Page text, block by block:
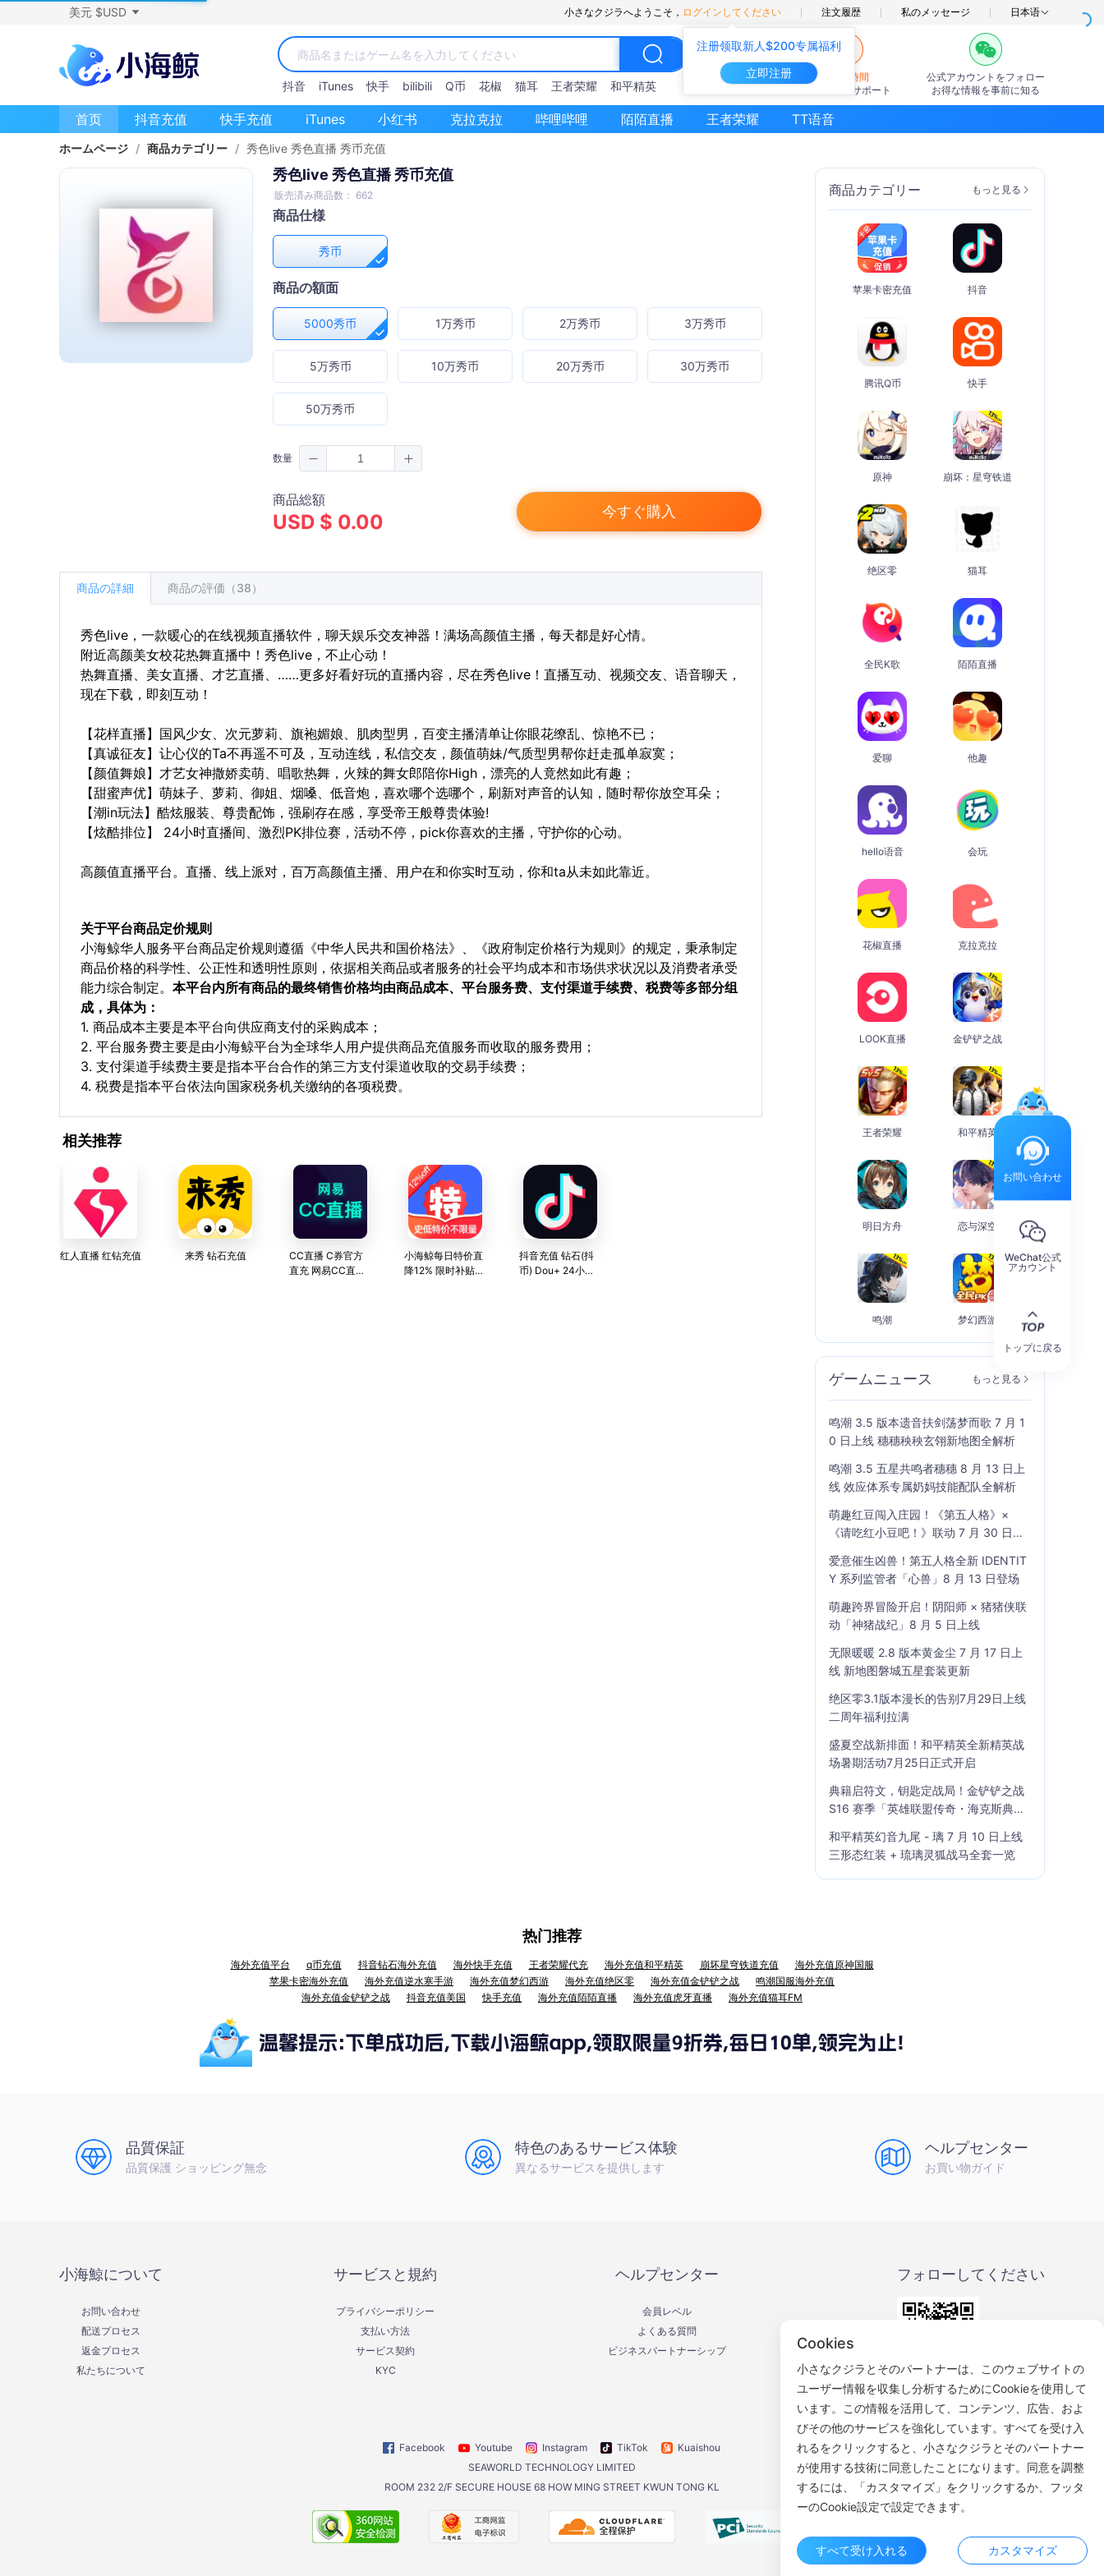
注册领取新人$200专属福利
立即注册
美元 $USD 小さなクジラへようこそ， ログインしてください 注文履歴 私のメッセージ 日本语
抖音 iTunes 快手 bilibili Q币 花椒 猫耳 王者荣耀 和平精英
7×24時間
オンラインサポート
公式アカウントをフォロー
お得な情報を事前に知る
首页 抖音充值 快手充值 iTunes 小红书 克拉克拉 哔哩哔哩 陌陌直播 王者荣耀 TT语音
ホームページ / 商品カテゴリー / 秀色live 秀色直播 秀币充值
秀色live 秀色直播 秀币充值
販売済み商品数： 662
商品仕様
秀币
商品の額面
5000秀币 1万秀币 2万秀币 3万秀币
5万秀币 10万秀币 20万秀币 30万秀币
50万秀币
数量
商品総額
USD $ 0.00 今すぐ購入
商品の詳細 商品の評価（38）
秀色live，一款暖心的在线视频直播软件，聊天娱乐交友神器！满场高颜值主播，每天都是好心情。
附近高颜美女校花热舞直播中！秀色live，不止心动！
热舞直播、美女直播、才艺直播、……更多好看好玩的直播内容，尽在秀色live！直播互动、视频交友、语音聊天，
现在下载，即刻互动！
【花样直播】国风少女、次元萝莉、旗袍媚娘、肌肉型男，百变主播清单让你眼花缭乱、惊艳不已；
【真诚征友】让心仪的Ta不再遥不可及，互动连线，私信交友，颜值萌妹/气质型男帮你赶走孤单寂寞；
【颜值舞娘】才艺女神撒娇卖萌、唱歌热舞，火辣的舞女郎陪你High，漂亮的人竟然如此有趣；
【甜蜜声优】萌妹子、萝莉、御姐、烟嗓、低音炮，喜欢哪个选哪个，刷新对声音的认知，随时帮你放空耳朵；
【潮in玩法】酷炫服装、尊贵配饰，强刷存在感，享受帝王般尊贵体验!
【炫酷排位】 24小时直播间、激烈PK排位赛，活动不停，pick你喜欢的主播，守护你的心动。
高颜值直播平台。直播、线上派对，百万高颜值主播、用户在和你实时互动，你和ta从未如此靠近。
关于平台商品定价规则
小海鲸华人服务平台商品定价规则遵循《中华人民共和国价格法》、《政府制定价格行为规则》的规定，秉承制定
商品价格的科学性、公正性和透明性原则，依据相关商品或者服务的社会平均成本和市场供求状况以及消费者承受
能力综合制定。 本平台内所有商品的最终销售价格均由商品成本、平台服务费、支付渠道手续费、税费等多部分组
成，具体为：
1. 商品成本主要是本平台向供应商支付的采购成本；
2. 平台服务费主要是由小海鲸平台为全球华人用户提供商品充值服务而收取的服务费用；
3. 支付渠道手续费主要是指本平台合作的第三方支付渠道收取的交易手续费；
4. 税费是指本平台依法向国家税务机关缴纳的各项税费。
相关推荐
红人直播 红钻充值 来秀 钻石充值
CC直播 C券官方
直充 网易CC直播
小海鲸每日特价直
降12% 限时补贴
抖音充值 钻石(抖
币) Dou+ 24小时
商品カテゴリー もっと見る
苹果卡密充值 抖音
腾讯Q币 快手
原神 崩坏：星穹铁道
绝区零 猫耳
全民K歌 陌陌直播
爱聊 他趣
hello语音 会玩
花椒直播 克拉克拉
LOOK直播 金铲铲之战
王者荣耀 和平精英
明日方舟 恋与深空
鸣潮 梦幻西游
ゲームニュース もっと見る
鸣潮 3.5 版本遗音扶剑荡梦而歌 7 月 1
0 日上线 穗穗秧秧玄翎新地图全解析
鸣潮 3.5 五星共鸣者穗穗 8 月 13 日上
线 效应体系专属奶妈技能配队全解析
萌趣红豆闯入庄园！《第五人格》×
《请吃红小豆吧！》联动 7 月 30 日开
爱意催生凶兽！第五人格全新 IDENTIT
Y 系列监管者「心兽」8 月 13 日登场
萌趣跨界冒险开启！阴阳师 × 猪猪侠联
动「神猪战纪」8 月 5 日上线
无限暖暖 2.8 版本黄金尘 7 月 17 日上
线 新地图磐城五星套装更新
绝区零3.1版本漫长的告别7月29日上线
二周年福利拉满
盛夏空战新排面！和平精英全新精英战
场暑期活动7月25日正式开启
典籍启符文，钥匙定战局！金铲铲之战
S16 赛季「英雄联盟传奇・海克斯典
和平精英幻音九尾 - 璃 7 月 10 日上线
三形态红装 + 琉璃灵狐战马全套一览
热门推荐
海外充值平台 q币充值 抖音钻石海外充值 海外快手充值 王者荣耀代充 海外充值和平精英 崩坏星穹铁道充值
海外充值原神国服
苹果卡密海外充值
海外充值逆水寒手游 海外充值梦幻西游 海外充值绝区零 海外充值金铲铲之战
鸣潮国服海外充值
海外充值金铲铲之战
抖音充值美国 快手充值 海外充值陌陌直播 海外充值虎牙直播 海外充值猫耳FM
品質保証
品質保護 ショッピング無念
特色のあるサービス体験
異なるサービスを提供します
ヘルプセンター
お買い物ガイド
小海鯨について
お問い合わせ
配送プロセス
返金プロセス
私たちについて
サービスと規約
プライバシーポリシー
支払い方法
サービス契約
KYC
ヘルプセンター
会員レベル
よくある質問
ビジネスパートナーシップ
フォローしてください
WeChat公式アカウント
Facebook Youtube Instagram TikTok
Kuaishou
SEAWORLD TECHNOLOGY LIMITED
ROOM 232 2/F SECURE HOUSE 68 HOW MING STREET KWUN TONG KL
お問い合わせ
WeChat公式
アカウント
トップに戻る
Cookies
小さなクジラとそのパートナーは、このウェブサイトの
ユーザー情報を収集し分析するためにCookieを使用して
います。この情報を活用して、コンテンツ、広告、およ
びその他のサービスを強化しています。すべてを受け入
れるをクリックすると、小さなクジラとそのパートナー
が使用する技術に同意したことになります。同意を調整
するには、「カスタマイズ」をクリックするか、フッタ
ーのCookie設定で設定できます。
すべて受け入れる カスタマイズ